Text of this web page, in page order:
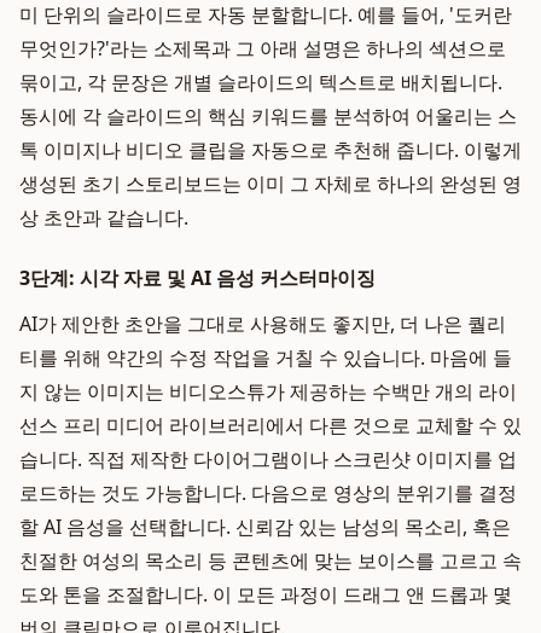
미 단위의 슬라이드로 자동 분할합니다. 예를 들어, '도커란
무엇인가?'라는 소제목과 그 아래 설명은 하나의 섹션으로
묶이고, 각 문장은 개별 슬라이드의 텍스트로 배치됩니다.
동시에 각 슬라이드의 핵심 키워드를 분석하여 어울리는 스
톡 이미지나 비디오 클립을 자동으로 추천해 줍니다. 이렇게
생성된 초기 스토리보드는 이미 그 자체로 하나의 완성된 영
상 초안과 같습니다.
3단계: 시각 자료 및 AI 음성 커스터마이징
AI가 제안한 초안을 그대로 사용해도 좋지만, 더 나은 퀄리
티를 위해 약간의 수정 작업을 거칠 수 있습니다. 마음에 들
지 않는 이미지는 비디오스튜가 제공하는 수백만 개의 라이
선스 프리 미디어 라이브러리에서 다른 것으로 교체할 수 있
습니다. 직접 제작한 다이어그램이나 스크린샷 이미지를 업
로드하는 것도 가능합니다. 다음으로 영상의 분위기를 결정
할 AI 음성을 선택합니다. 신뢰감 있는 남성의 목소리, 혹은
친절한 여성의 목소리 등 콘텐츠에 맞는 보이스를 고르고 속
도와 톤을 조절합니다. 이 모든 과정이 드래그 앤 드롭과 몇